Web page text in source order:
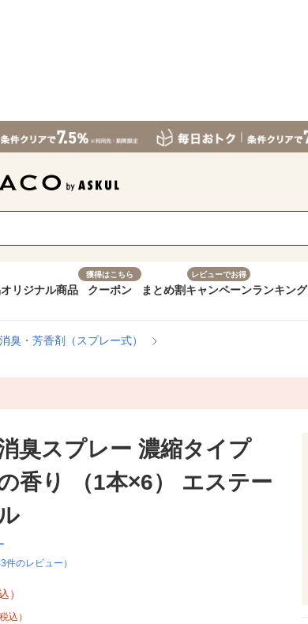
オリジナル商品
獲得はこちら
クーポン まとめ割
レビューでお得
キャンペーンランキング
臭・芳香剤（スプレー式）
臭スプレー 濃縮タイプ
香り （1本×6） エステー
件のレビュー）
）
税込）